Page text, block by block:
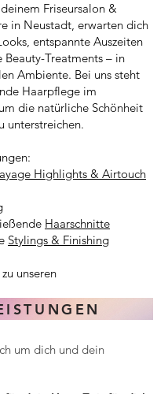
Friseursalon &
in Neustadt, erwarten dich
entspannte Auszeiten
Beauty-Treatments – in
Ambiente. Bei uns steht
Haarpflege im
die natürliche Schönheit
unterstreichen.
Highlights & Airtouch
Haarschnitte
Stylings & Finishing
unseren
um dich und dein